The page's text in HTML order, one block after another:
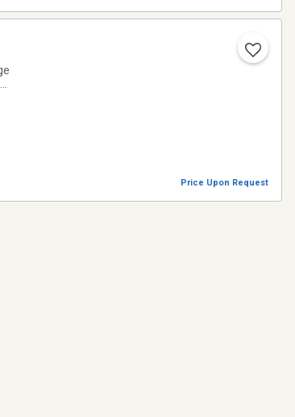
Price Upon Request